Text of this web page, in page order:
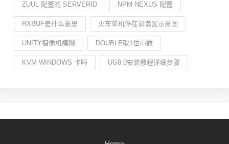
ZUUL 配置的 SERVERID NPM NEXUS 配置
RXBUF是什么意思 火车单机停在调谐区示意图
UNITY摄像机模糊 DOUBLE取1位小数
KVM WINDOWS 卡吗 UG8.0安装教程详细步骤